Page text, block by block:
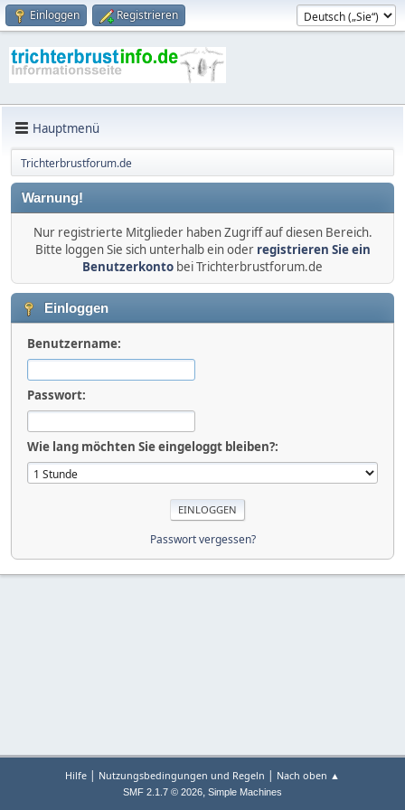
Einloggen Registrieren
Hauptmenü
Trichterbrustforum.de
Warnung!
Nur registrierte Mitglieder haben Zugriff auf diesen Bereich.
Bitte loggen Sie sich unterhalb ein oder registrieren Sie ein
Benutzerkonto bei Trichterbrustforum.de
Einloggen
Benutzername:
Passwort:
Wie lang möchten Sie eingeloggt bleiben?:
Passwort vergessen?
Hilfe | Nutzungsbedingungen und Regeln | Nach oben ▲
SMF 2.1.7 © 2026, Simple Machines